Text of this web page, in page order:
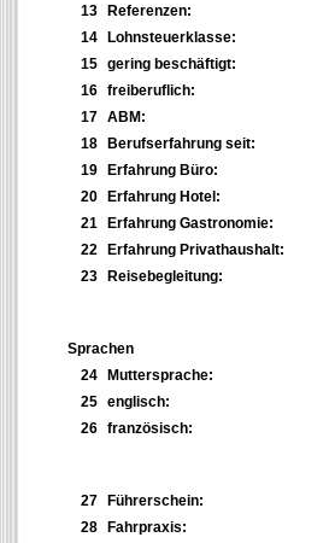
13
Referenzen:
14
Lohnsteuerklasse:
15 gering beschäftigt:
16 freiberuflich:
17 ABM:
18
Berufserfahrung seit:
19
Erfahrung Büro:
20
Erfahrung Hotel:
21
Erfahrung Gastronomie:
22
Erfahrung Privathaushalt:
23
Reisebegleitung:
Sprachen
24
Muttersprache:
25 englisch:
26 französisch:
27 Führerschein:
28
Fahrpraxis: